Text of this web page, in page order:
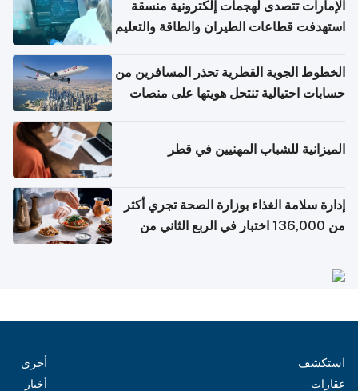
الإمارات تتصدى لهجمات إلكترونية منسقة
استهدفت قطاعات الطيران والطاقة والتعليم
الخطوط الجوية القطرية تحذر المسافرين من
حسابات احتيالية تنتحل هويتها على منصات
الميزانية للشباب المهنيين في قطر
إدارة سلامة الغذاء بوزارة الصحة تجري أكثر
من 136,000 اختبار في الربع الثاني من
استكشف
عقارات
أخرى
أخبار